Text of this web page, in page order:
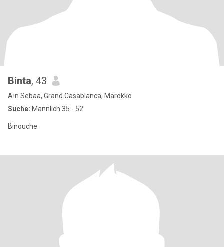
Binta, 43
Aïn Sebaa, Grand Casablanca, Marokko
Suche: Männlich 35 - 52
Binouche